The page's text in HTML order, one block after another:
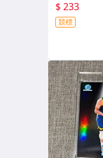
ect 2014-15
$ 233
競標